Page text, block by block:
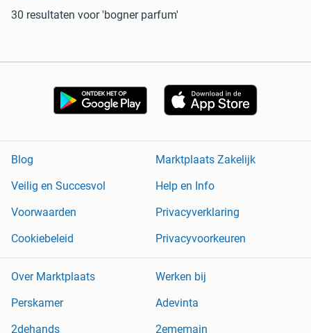
30 resultaten voor 'bogner parfum'
Blog
Marktplaats Zakelijk
Veilig en Succesvol
Help en Info
Voorwaarden
Privacyverklaring
Cookiebeleid
Privacyvoorkeuren
Over Marktplaats
Werken bij
Perskamer
Adevinta
2dehands
2ememain